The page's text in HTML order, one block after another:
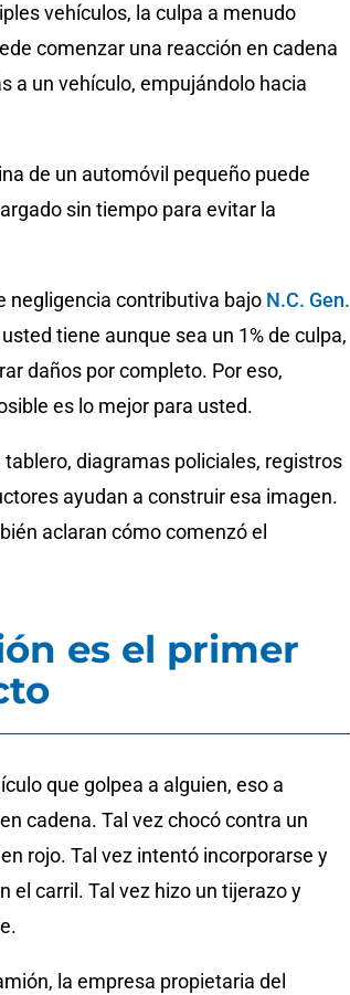
vehículos, la culpa a menudo
comenzar una reacción en cadena
a un vehículo, empujándolo hacia
de un automóvil pequeño puede
sin tiempo para evitar la
negligencia contributiva bajo N.C. Gen.
tiene aunque sea un 1% de culpa,
daños por completo. Por eso,
es lo mejor para usted.
diagramas policiales, registros
ayudan a construir esa imagen.
aclaran cómo comenzó el
es el primer
que golpea a alguien, eso a
cadena. Tal vez chocó contra un
rojo. Tal vez intentó incorporarse y
el carril. Tal vez hizo un tijerazo y
la empresa propietaria del